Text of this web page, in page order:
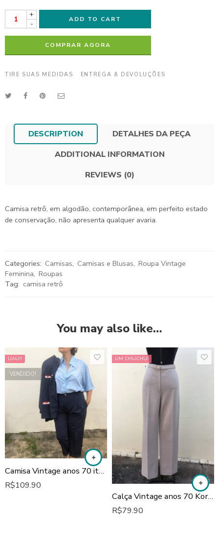
+
-
ADD TO CART
COMPRAR AGORA
TIRE SUAS MEDIDAS ENTREGA & DEVOLUÇÕES
DESCRIPTION
DETALHES DA PEÇA
ADDITIONAL INFORMATION
REVIEWS (0)
Camisa retrô, em algodão, contemporânea, em perfeito estado
de conservação, não apresenta qualquer avaria.
Categories: Camisas, Camisas e Blusas, Roupa Vintage
Feminina, Roupas
Tag: camisa retrô
You may also like…
UAU!!
VENDIDO!
Camisa Vintage anos 70 italiana
R$109.90
UM CHUCHU!
Calça Vintage anos 70 Korrigan
R$79.90